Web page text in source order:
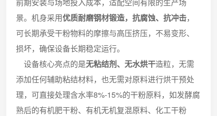
景。机身采用优质耐磨钢材锻造，抗腐蚀、抗冲击，
可长期承受干粉物料的摩擦与高压挤压，不易变形、
损坏，确保设备长期稳定运行。
设备核心亮点的是无粘结剂、无水烘干造粒，无需
添加任何辅助粘结材料，也无需对原料进行烘干预处
理，可直接处理含水率8%-15%的干粉原料，如发酵腐
熟后的有机肥干粉、有机无机复混原料、化工干粉